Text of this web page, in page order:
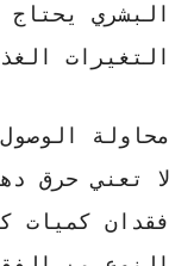
البشري
التغيرات
لا تعني حرق
فقدان كميات